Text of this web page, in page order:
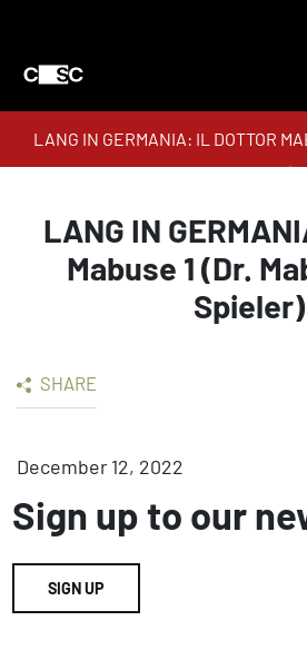
LANG IN GERMANIA: IL DOTTOR
DER SPIELER)
LANG IN
Mabuse 1 (Dr.
Spieler)
SHARE
December 12, 2022
Sign up to our
SIGN UP